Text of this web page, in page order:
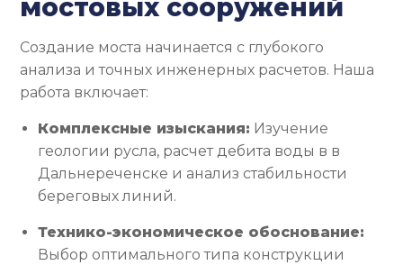
мостовых сооружений
Создание моста начинается с глубокого
анализа и точных инженерных расчетов. Наша
работа включает:
Комплексные изыскания: Изучение
геологии русла, расчет дебита воды в в
Дальнереченске и анализ стабильности
береговых линий.
Технико-экономическое обоснование:
Выбор оптимального типа конструкции